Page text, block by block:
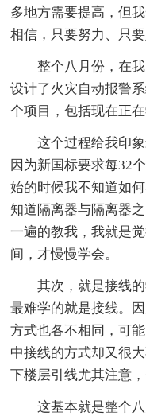
多地方需要提高，但
相信，只要努力、只
整个八月份，在我
设计了火灾自动报警
个项目，包括现在正
这个过程给我印象
因为新国标要求每32
始的时候我不知道如
知道隔离器与隔离器
一遍的教我，我就是
间，才慢慢学会。
其次，就是接线的
最难学的就是接线。
方式也各不相同，可
中接线的方式却又很
下楼层引线尤其注意
这基本就是整个八